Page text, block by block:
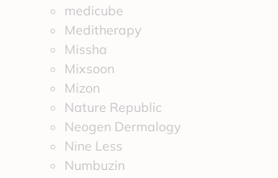
medicube
Meditherapy
Missha
Mixsoon
Mizon
Nature Republic
Neogen Dermalogy
Nine Less
Numbuzin